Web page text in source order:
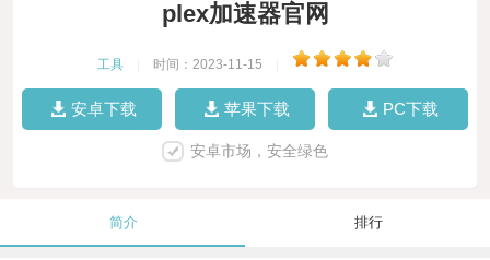
plex加速器官网
工具 时间：2023-11-15
安卓下载 苹果下载 PC下载
安卓市场，安全绿色
简介 排行